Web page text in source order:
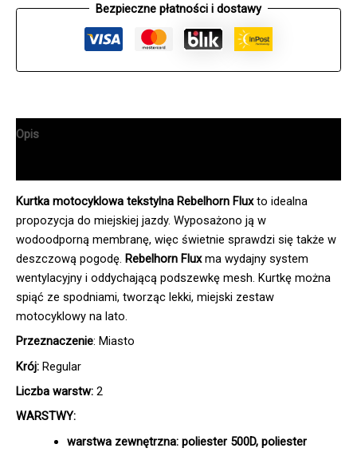
Bezpieczne płatności i dostawy
Opis
Kurtka motocyklowa tekstylna Rebelhorn Fluxto idealna
propozycja do miejskiej jazdy. Wyposażono ją w
wodoodporną membranę, więc świetnie sprawdzi się także w
deszczową pogodę. Rebelhorn Fluxma wydajny system
wentylacyjny i oddychającą podszewkę mesh. Kurtkę można
spiąć ze spodniami, tworząc lekki, miejski zestaw
motocyklowy na lato.
Przeznaczenie: Miasto
Krój: Regular
Liczba warstw: 2
WARSTWY:
warstwa zewnętrzna: poliester 500D, poliester